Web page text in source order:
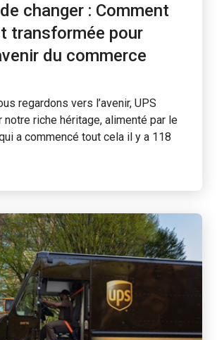
changer : Comment
transformée pour
du commerce
regardons vers l’avenir, UPS
notre riche héritage, alimenté par le
a commencé tout cela il y a 118